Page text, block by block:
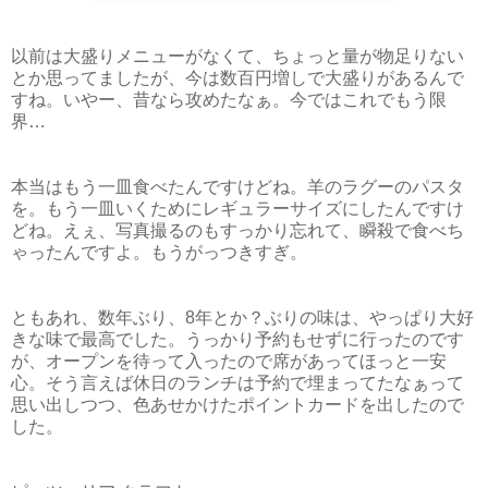
以前は大盛りメニューがなくて、ちょっと量が物足りない
とか思ってましたが、今は数百円増しで大盛りがあるんで
すね。いやー、昔なら攻めたなぁ。今ではこれでもう限
界…
本当はもう一皿食べたんですけどね。羊のラグーのパスタ
を。もう一皿いくためにレギュラーサイズにしたんですけ
どね。えぇ、写真撮るのもすっかり忘れて、瞬殺で食べち
ゃったんですよ。もうがっつきすぎ。
ともあれ、数年ぶり、8年とか？ぶりの味は、やっぱり大好
きな味で最高でした。うっかり予約もせずに行ったのです
が、オープンを待って入ったので席があってほっと一安
心。そう言えば休日のランチは予約で埋まってたなぁって
思い出しつつ、色あせかけたポイントカードを出したので
した。